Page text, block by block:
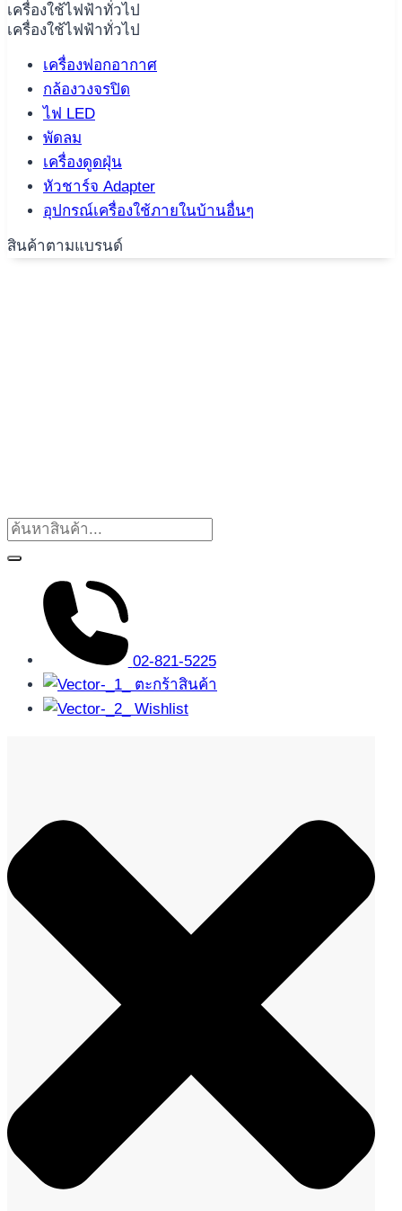
เครื่องใช้ไฟฟ้าทั่วไป
เครื่องใช้ไฟฟ้าทั่วไป
เครื่องฟอกอากาศ
กล้องวงจรปิด
ไฟ LED
พัดลม
เครื่องดูดฝุ่น
หัวชาร์จ Adapter
อุปกรณ์เครื่องใช้ภายในบ้านอื่นๆ
สินค้าตามแบรนด์
02-821-5225
ตะกร้าสินค้า
Wishlist